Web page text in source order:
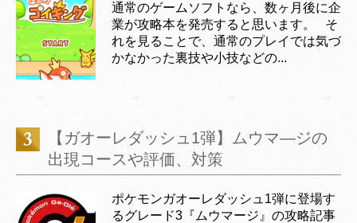
通常のゲームソフトなら、数ヶ月後に企
業が攻略本を発売すると思います。 そ
れを見ることで、通常のプレイでは気づ
かなかった裏技や小技などの...
【ガオーレダッシュ1弾】ムウマ―ジの
出現コースや評価、対策
ポケモンガオーレダッシュ1弾に登場す
るグレード3『ムウマージ』の攻略記事